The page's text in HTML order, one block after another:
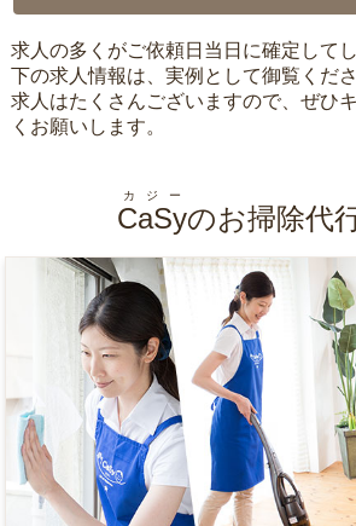
求人の多くがご依頼日当日に確定して
下の求人情報は、実例として御覧くださ
求人はたくさんございますので、ぜひ
くお願いします。
CaSy
カジー
のお掃除代